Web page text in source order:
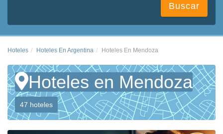
Buscar
Hoteles Hoteles En Argentina Hoteles En Mendoza
Hoteles en Mendoza
47 hoteles